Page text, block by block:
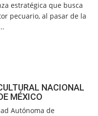
estratégica que busca
pecuario, al pasar de la
NACIONAL
MÉXICO
Autónoma de